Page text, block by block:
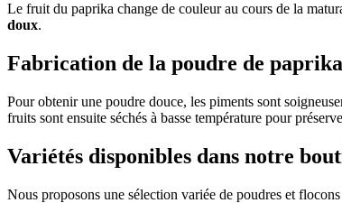
Le fruit du paprika change de couleur au cours de la
doux.
Fabrication de la poudre de
Pour obtenir une poudre douce, les piments sont
fruits sont ensuite séchés à basse température pour
Variétés disponibles dans notre
Nous proposons une sélection variée de poudres et